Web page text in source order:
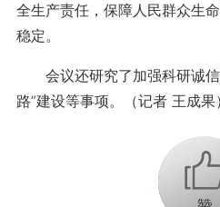
全生产责任，保障人民群众生
稳定。
会议还研究了加强科研诚信
路”建设等事项。（记者 王成果）